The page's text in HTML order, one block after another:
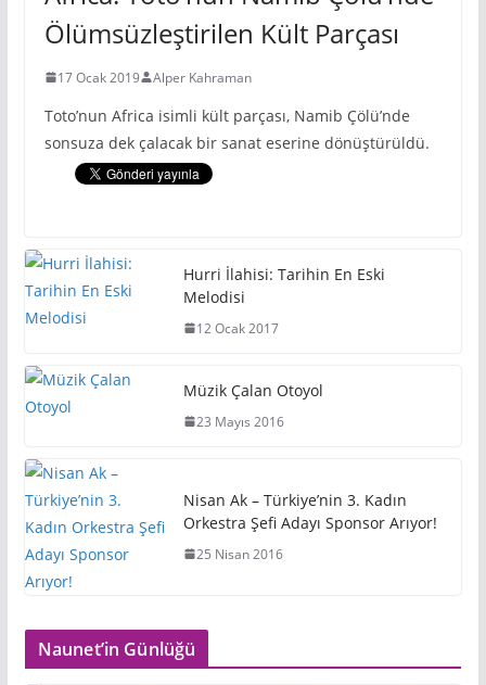
Ölümsüzleştirilen Kült Parçası
17 Ocak 2019 Alper Kahraman
Toto’nun Africa isimli kült parçası, Namib Çölü’nde
sonsuza dek çalacak bir sanat eserine dönüştürüldü.
Hurri İlahisi: Tarihin En Eski
Melodisi
12 Ocak 2017
Müzik Çalan Otoyol
23 Mayıs 2016
Nisan Ak – Türkiye’nin 3. Kadın
Orkestra Şefi Adayı Sponsor Arıyor!
25 Nisan 2016
Naunet’in Günlüğü